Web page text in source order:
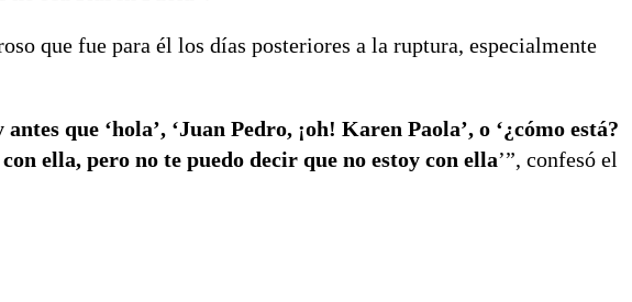
que fue para él los días posteriores a la ruptura, especialmente
que ‘hola’, ‘Juan Pedro, ¡oh! Karen Paola’, o ‘¿cómo está?
ella, pero no te puedo decir que no estoy con ella’”, confesó el